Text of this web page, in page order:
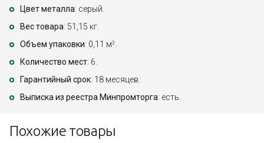
Цвет металла: серый.
Вес товара: 51,15 кг.
Объем упаковки: 0,11 м3 .
Количество мест: 6.
Гарантийный срок: 18 месяцев.
Выписка из реестра Минпромторга: есть.
Похожие товары